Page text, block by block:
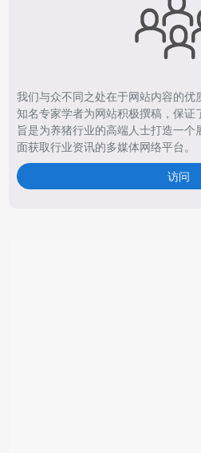
我们与众不同之处在于网站内容的优
知名专家学者为网站积极撰稿，保
旨是为养猪行业的高端人士打造一
面获取行业资讯的多媒体网络平台。
访问